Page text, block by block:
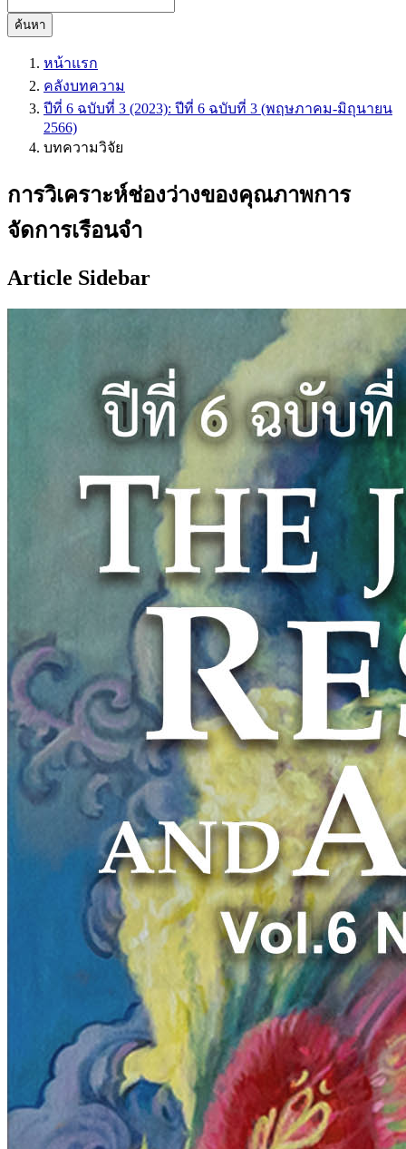
ค้นหา
หน้าแรก
คลังบทความ
ปีที่ 6 ฉบับที่ 3 (2023): ปีที่ 6 ฉบับที่ 3 (พฤษภาคม-มิถุนายน
2566)
บทความวิจัย
การวิเคราะห์ช่องว่างของคุณภาพการ
จัดการเรือนจำ
Article Sidebar